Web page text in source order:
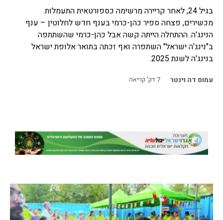
בגיל 24, לאחר קריירה מרשימה כספורטאית התעמלות
מכשירים, פצחה ספיר כהן-כרמי בענף חדש לחלוטין – ענף
הנינג'ה. ההתחלה הייתה קשה אבל כהן-כרמי שהשתתפה
ב"נינג'ה ישראל" השתפרה ואף זכתה בתואר אלופת ישראל
בנינג'ה לשנת 2025.
עמוס דה וינטר 7דק' קריאה